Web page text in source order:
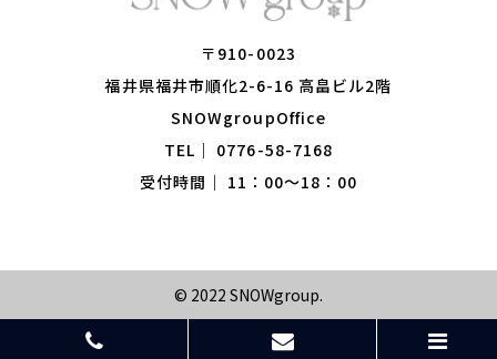
〒910-0023
​​​​​​​福井県福井市順化2-6-16 高畠ビル2階
​​​​​​​SNOWgroupOffice
TEL｜ 0776-58-7168
受付時間｜ 11：00～18：00
© 2022 SNOWgroup.